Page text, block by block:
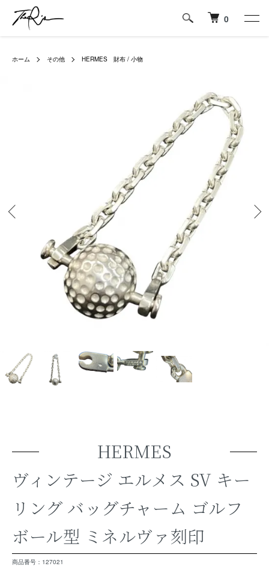
0
ホーム その他 HERMES 財布 / 小物
HERMES
ヴィンテージ エルメス SV キー
リング バッグチャーム ゴルフ
ボール型 ミネルヴァ刻印
商品番号：127021